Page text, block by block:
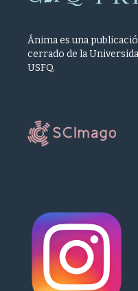
Ánima es una
cerrado de la
USFQ.